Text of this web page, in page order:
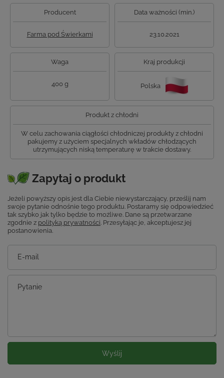
Producent
Farma pod Świerkami
Data ważności (min.)
23.10.2021
Waga
400 g
Kraj produkcji
Polska
Produkt z chłodni
W celu zachowania ciągłości chłodniczej produkty z chłodni
pakujemy z użyciem specjalnych wkładów chłodzących
utrzymujących niską temperaturę w trakcie dostawy.
Zapytaj o produkt
Jeżeli powyższy opis jest dla Ciebie niewystarczający, prześlij nam
swoje pytanie odnośnie tego produktu. Postaramy się odpowiedzieć
tak szybko jak tylko będzie to możliwe. Dane są przetwarzane
zgodnie z polityką prywatności. Przesyłając je, akceptujesz jej
postanowienia.
E-mail
Pytanie
Wyślij